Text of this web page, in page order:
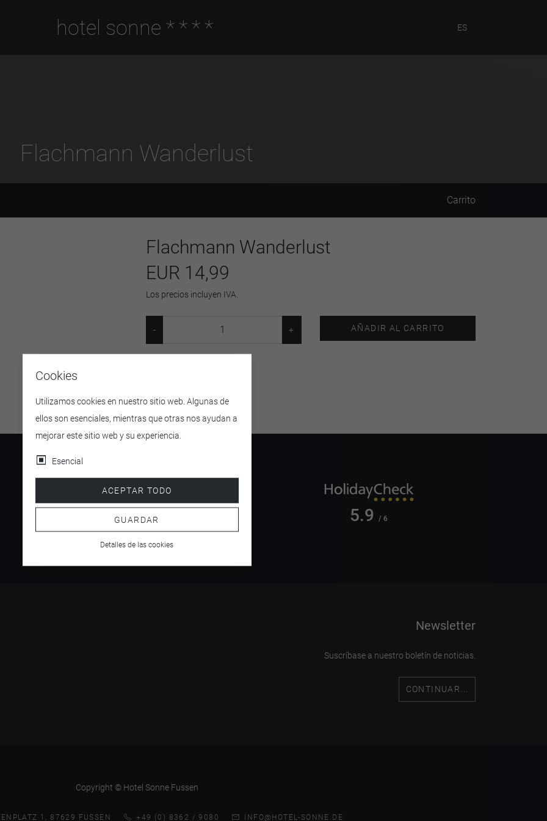
hotel sonne **** ES
Flachmann Wanderlust
Carrito
Flachmann Wanderlust
EUR 14,99
Los precios incluyen IVA.
AÑADIR AL CARRITO
4.5/ 5 5.9 / 6
Newsletter
Suscríbase a nuestro boletín de noticias.
CONTINUAR...
Copyright © Hotel Sonne Fussen
1, 87629 FUSSEN +49 (0) 8362 / 9080 INFO@HOTEL-SONNE.DE
Cookies
Utilizamos cookies en nuestro sitio web. Algunas de
ellos son esenciales, mientras que otras nos ayudan a
mejorar este sitio web y su experiencia.
Esencial
ACEPTAR TODO
GUARDAR
Detalles de las cookies